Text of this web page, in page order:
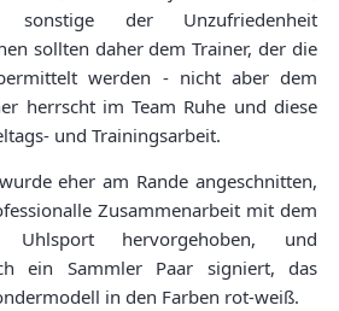
sonstige der Unzufriedenheit
sollten daher dem Trainer, der die
werden - nicht aber dem
herrscht im Team Ruhe und diese
und Trainingsarbeit.
eher am Rande angeschnitten,
Zusammenarbeit mit dem
Uhlsport hervorgehoben, und
ein Sammler Paar signiert, das
in den Farben rot-weiß.